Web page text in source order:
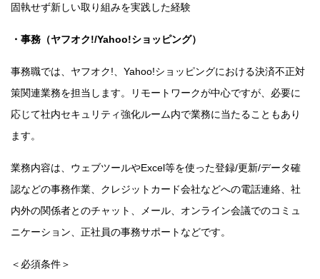
固執せず新しい取り組みを実践した経験
・事務（ヤフオク!/Yahoo!ショッピング）
事務職では、ヤフオク!、Yahoo!ショッピングにおける決済不正対
策関連業務を担当します。リモートワークが中心ですが、必要に
応じて社内セキュリティ強化ルーム内で業務に当たることもあり
ます。
業務内容は、ウェブツールやExcel等を使った登録/更新/データ確
認などの事務作業、クレジットカード会社などへの電話連絡、社
内外の関係者とのチャット、メール、オンライン会議でのコミュ
ニケーション、正社員の事務サポートなどです。
＜必須条件＞